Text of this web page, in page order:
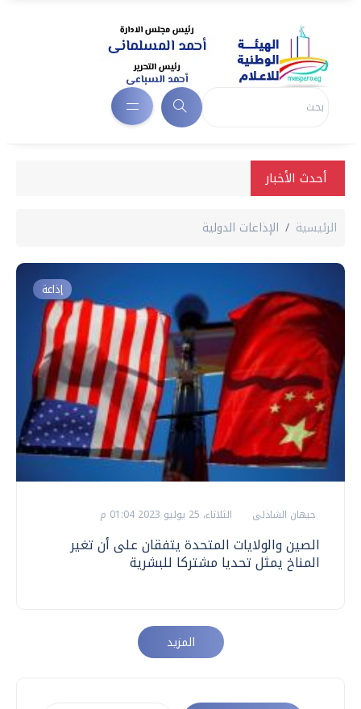
أحدث الأخبار
الرئيسية الإذاعات الدولية
إذاعة
جيهان الشاذلى الثلاثاء، 25 يوليو 2023 01:04 م
الصين والولايات المتحدة يتفقان على أن تغير
المناخ يمثل تحديا مشتركا للبشرية
المزيد